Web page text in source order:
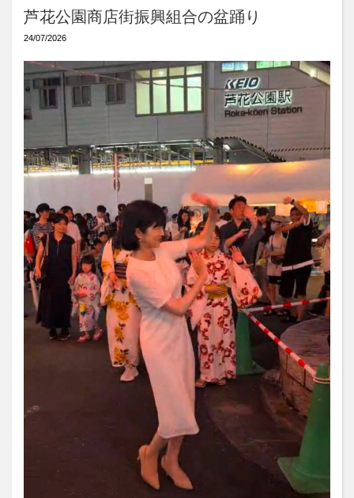
芦花公園商店街振興組合の盆踊り
24/07/2026